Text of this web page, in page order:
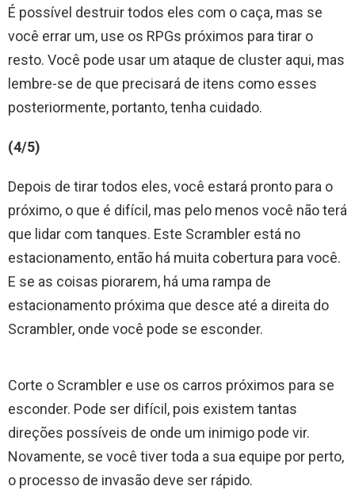
É possível destruir todos eles com o caça, mas se
você errar um, use os RPGs próximos para tirar o
resto. Você pode usar um ataque de cluster aqui, mas
lembre-se de que precisará de itens como esses
posteriormente, portanto, tenha cuidado.
(4/5)
Depois de tirar todos eles, você estará pronto para o
próximo, o que é difícil, mas pelo menos você não terá
que lidar com tanques. Este Scrambler está no
estacionamento, então há muita cobertura para você.
E se as coisas piorarem, há uma rampa de
estacionamento próxima que desce até a direita do
Scrambler, onde você pode se esconder.
Corte o Scrambler e use os carros próximos para se
esconder. Pode ser difícil, pois existem tantas
direções possíveis de onde um inimigo pode vir.
Novamente, se você tiver toda a sua equipe por perto,
o processo de invasão deve ser rápido.